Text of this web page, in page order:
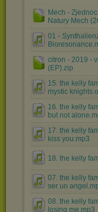
Mech -
Natury Mech
01 -
citron - 2019 -
(EP).zip
15. the kelly
mystic knights
16. the kelly
but not
17. the kelly
kiss you.mp3
18. the kelly
07. the kelly
ser un
08. the kelly
losing me.mp3